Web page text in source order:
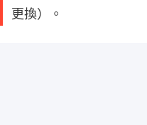
更換）。